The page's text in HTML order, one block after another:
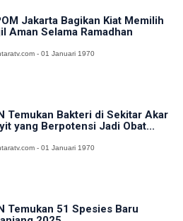
Jakarta Bagikan Kiat Memilih
Aman Selama Ramadhan
- 01 Januari 1970
Temukan Bakteri di Sekitar Akar
yang Berpotensi Jadi Obat...
- 01 Januari 1970
Temukan 51 Spesies Baru